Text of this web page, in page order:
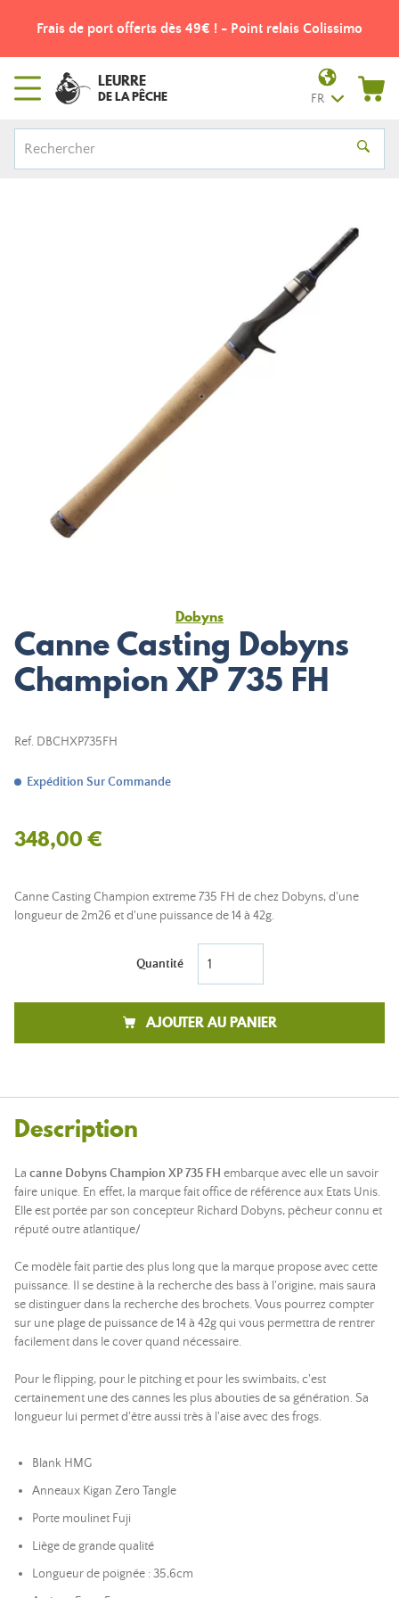
Frais de port offerts dès 49€ ! - Point relais Colissimo
LEURRE
DE LA PÊCHE FR
Dobyns
Canne Casting Dobyns
Champion XP 735 FH
Ref. DBCHXP735FH
Expédition Sur Commande
348,00 €
Canne Casting Champion extreme 735 FH de chez Dobyns, d'une
longueur de 2m26 et d'une puissance de 14 à 42g.
Quantité
AJOUTER AU PANIER
Description
La canne Dobyns Champion XP 735 FH embarque avec elle un savoir
faire unique. En effet, la marque fait office de référence aux Etats Unis.
Elle est portée par son concepteur Richard Dobyns, pêcheur connu et
réputé outre atlantique/
Ce modèle fait partie des plus long que la marque propose avec cette
puissance. Il se destine à la recherche des bass à l'origine, mais saura
se distinguer dans la recherche des brochets. Vous pourrez compter
sur une plage de puissance de 14 à 42g qui vous permettra de rentrer
facilement dans le cover quand nécessaire.
Pour le flipping, pour le pitching et pour les swimbaits, c'est
certainement une des cannes les plus abouties de sa génération. Sa
longueur lui permet d'être aussi très à l'aise avec des frogs.
Blank HMG
Anneaux Kigan Zero Tangle
Porte moulinet Fuji
Liège de grande qualité
Longueur de poignée : 35,6cm